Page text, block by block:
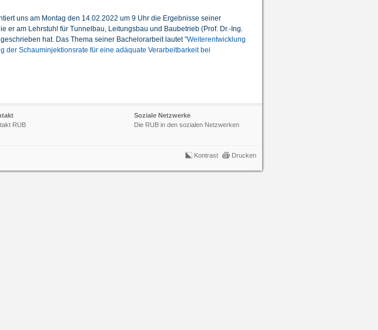
uns am Montag den 14.02.2022 um 9 Uhr die Ergebnisse seiner
er am Lehrstuhl für Tunnelbau, Leitungsbau und Baubetrieb (Prof. Dr.-Ing.
hat. Das Thema seiner Bachelorarbeit lautet"Weiterentwicklung
der Schauminjektionsrate für eine adäquate Verarbeitbarkeit bei
RUB
Soziale Netzwerke
Die RUB in den sozialen Netzwerken
Kontrast Drucken